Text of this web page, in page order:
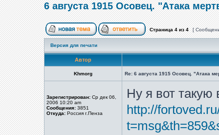
6 августа 1915 Осовец. "Атака
Страница4из4 [
Версия для печати
Автор
Khmorg Re: 6 августа 1915 Осовец. "Атака
Зарегистрирован: Ср дек 06,
2006 10:20 am
Сообщения: 3851
Откуда: Россия г.Пенза
Ну я вот такую
http://